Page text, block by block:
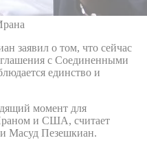
заявил о том, что сейчас
с Соединенными
единство и
момент для
и США, считает
Масуд Пезешкиан.